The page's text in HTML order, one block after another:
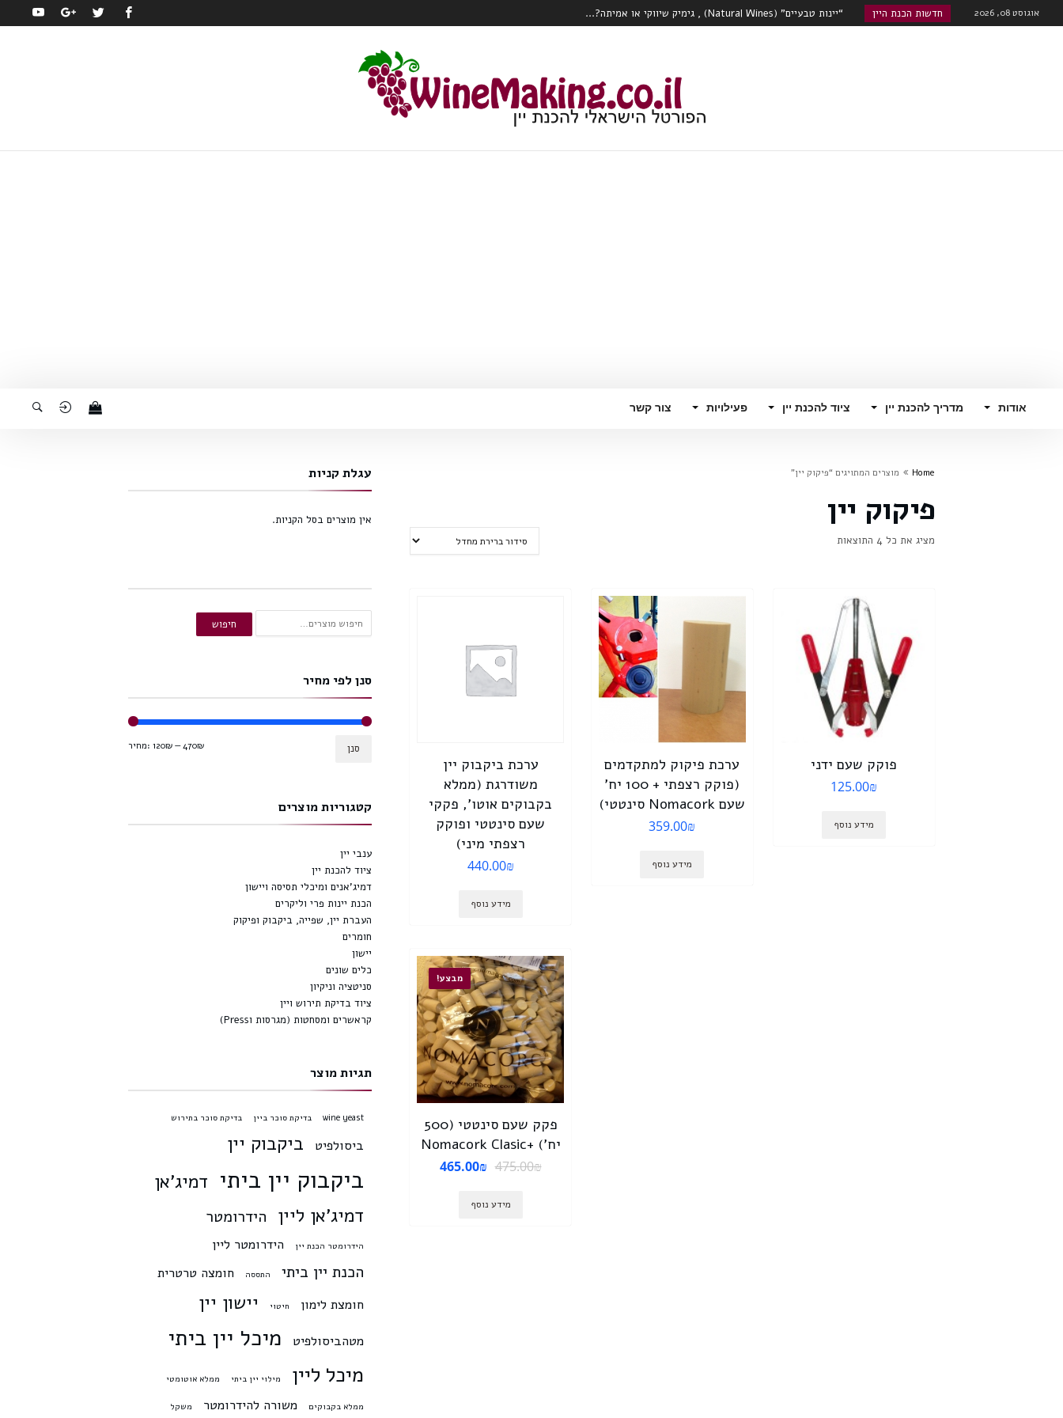
אוגוסט 08, 2026 חדשות הכנת היין
“יינות טבעיים” (Natural Wines) , גימיק שיווקי או אמיתה?...
האם הודו היא סין הבאה מבחינת שוק צרכני יין?...
אודות מדריך להכנת יין ציוד להכנת יין פעילויות צור קשר
Home מוצרים המתויגים “פיקוק יין”
פיקוק יין
מציג את כל 4 התוצאות
ערכת ביקבוק יין
משודרגת (ממלא
בקבוקים אוטו’, פקקי
שעם סינטטי ופוקק
רצפתי מיני)
440.00₪
מידע נוסף
ערכת פיקוק למתקדמים
(פוקק רצפתי + 100 יח’
שעם Nomacork סינטטי)
359.00₪
מידע נוסף
פוקק שעם ידני
125.00₪
מידע נוסף
מבצע!
פקק שעם סינטטי (500
יח’) +Nomacork Clasic
475.00₪
465.00₪
מידע נוסף
עגלת קניות
אין מוצרים בסל הקניות.
עבור:
חיפוש
סנן לפי מחיר
סנן מחיר: 120₪ —470₪
קטגוריות מוצרים
ענבי יין
ציוד להכנת יין
דמיג'אנים ומיכלי תסיסה ויישון
הכנת יינות פרי וליקרים
העברת יין, שפייה, ביקבוק ופיקוק
חומרים
יישון
כלים שונים
סניטציה וניקיון
ציוד בדיקת תירוש ויין
קראשרים ומסחטות (מגרסות וPress)
תגיות מוצר
wine yeast בדיקת סוכר ביין בדיקת סוכר בתירוש
ביסולפיט ביקבוק יין
ביקבוק יין ביתי דמיג'אן
דמיג'אן ליין הידרומטר
הידרומטר הכנת יין הידרומטר ליין
הכנת יין ביתי התססה
חומצה טרטרית
חומצת לימון
חיטוי יישון יין
מטהביסולפיט מיכל יין ביתי
מיכל ליין מילוי יין ביתי ממלא אוטומטי
ממלא בקבוקים משורה להידרומטר משקל